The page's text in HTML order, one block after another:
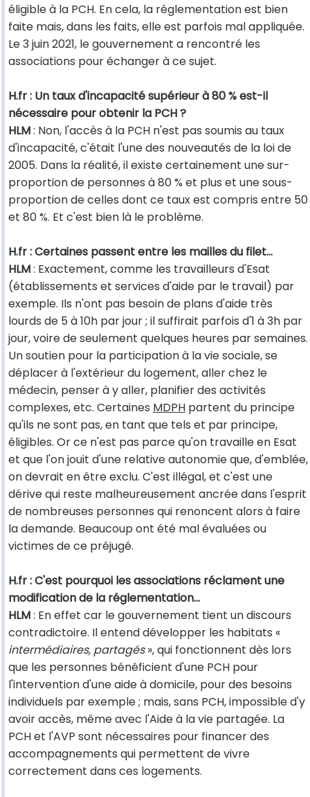
éligible à la PCH. En cela, la réglementation est bien
faite mais, dans les faits, elle est parfois mal appliquée.
Le 3 juin 2021, le gouvernement a rencontré les
associations pour échanger à ce sujet.
H.fr : Un taux d'incapacité supérieur à 80 % est-il
nécessaire pour obtenir la PCH ?
HLM: Non, l'accès à la PCH n'est pas soumis au taux
d'incapacité, c'était l'une des nouveautés de la loi de
2005. Dans la réalité, il existe certainement une sur-
proportion de personnes à 80 % et plus et une sous-
proportion de celles dont ce taux est compris entre 50
et 80 %. Et c'est bien là le problème.
H.fr : Certaines passent entre les mailles du filet...
HLM: Exactement, comme les travailleurs d'Esat
(établissements et services d'aide par le travail) par
exemple. Ils n'ont pas besoin de plans d'aide très
lourds de 5 à 10h par jour ; il suffirait parfois d'1 à 3h par
jour, voire de seulement quelques heures par semaines.
Un soutien pour la participation à la vie sociale, se
déplacer à l'extérieur du logement, aller chez le
médecin, penser à y aller, planifier des activités
complexes, etc. Certaines MDPH partent du principe
qu'ils ne sont pas, en tant que tels et par principe,
éligibles. Or ce n'est pas parce qu'on travaille en Esat
et que l'on jouit d'une relative autonomie que, d'emblée,
on devrait en être exclu. C'est illégal, et c'est une
dérive qui reste malheureusement ancrée dans l'esprit
de nombreuses personnes qui renoncent alors à faire
la demande. Beaucoup ont été mal évaluées ou
victimes de ce préjugé.
H.fr : C'est pourquoi les associations réclament une
modification de la réglementation...
HLM: En effet car le gouvernement tient un discours
contradictoire. Il entend développer les habitats «
intermédiaires, partagés», qui fonctionnent dès lors
que les personnes bénéficient d'une PCH pour
l'intervention d'une aide à domicile, pour des besoins
individuels par exemple ; mais, sans PCH, impossible d'y
avoir accès, même avec l'Aide à la vie partagée. La
PCH et l'AVP sont nécessaires pour financer des
accompagnements qui permettent de vivre
correctement dans ces logements.